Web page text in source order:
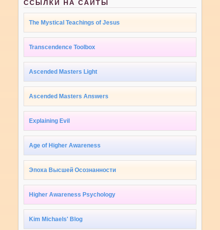
ССЫЛКИ НА САЙТЫ
The Mystical Teachings of Jesus
Transcendence Toolbox
Ascended Masters Light
Ascended Masters Answers
Explaining Evil
Age of Higher Awareness
Эпоха Высшей Осознанности
Higher Awareness Psychology
Kim Michaels' Blog